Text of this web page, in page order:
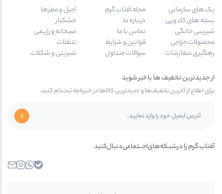
پک های سازمانی
بسته های کادویی
شیرینی خانگی
محصولات حراجی
رهگیری سفارشات
مجله آفتاب گرم
درباره ما
تماس با ما
قوانین و شرایط
سوالات متداول
آجیل و مغزها
خشکبار
صبحانه و رژیمی
تنقلات
شیرینی و شکلات
از جدیدترین تخفیف ها با خبر شوید
برای اطلاع از آخرین تخفیف‌ها و جدیدترین کالاها در خبرنامه ثبت‌نام کنید.
آفتاب گرم را در‌‌شبـکه‌های‌اجـــتماعی‌دنبال‌کنید
واتساپ
اینستاگرامایمیل